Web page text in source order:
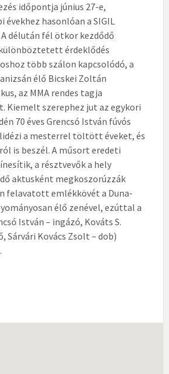
időpontja június 27-e,
évekhez hasonlóan a SIGIL
A délután fél ötkor kezdődő
érdeklődés
több szálon kapcsolódó, a
élő Bicskei Zoltán
az MMA rendes tagja
Kiemelt szerephez jut az egykori
70 éves Grencsó István fúvós
a mesterrel töltött éveket, és
is beszél. A műsort eredeti
a résztvevők a hely
aktusként megkoszorúzzák
felavatott emlékkövét a Duna-
élő zenével, ezúttal a
István – ingázó, Kováts S.
Sárvári Kovács Zsolt – dob)